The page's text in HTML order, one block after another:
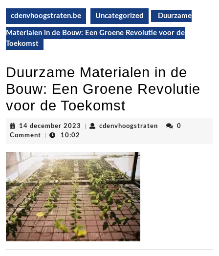
cdenvhoogstraten.be Uncategorized Duurzame
Materialen in de Bouw: Een Groene Revolutie voor de
Toekomst
Duurzame Materialen in de
Bouw: Een Groene Revolutie
voor de Toekomst
14 december 2023 14
cdenvhoogstraten cdenvhoogstraten
0
Comment
10:02